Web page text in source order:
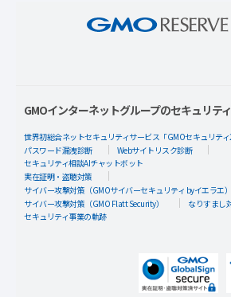
GMOインターネットグループのセキュリテ
世界初総合ネットセキュリティサービス「GMOセキュリティ
パスワード漏洩診断
Webサイトリスク診断
セキュリティ相談AIチャットボット
実在証明・盗聴対策
サイバー攻撃対策（GMOサイバーセキュリティ byイエラエ）
サイバー攻撃対策（GMO Flatt Security）
なりすまし
セキュリティ事業の軌跡